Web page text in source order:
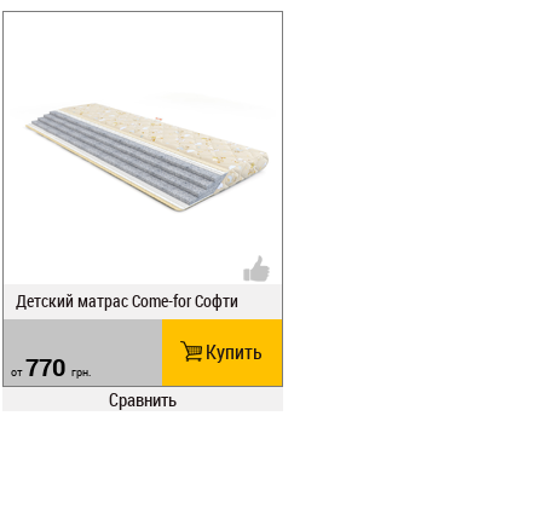
Детский матрас Come-for Софти
от770 грн.
Купить
Сравнить